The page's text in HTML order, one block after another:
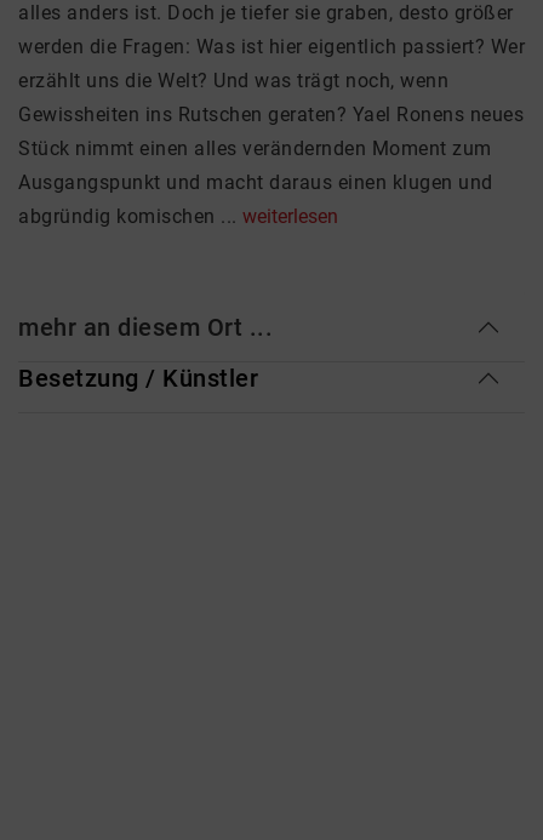
alles anders ist. Doch je tiefer sie graben, desto größer
werden die Fragen: Was ist hier eigentlich passiert? Wer
erzählt uns die Welt? Und was trägt noch, wenn
Gewissheiten ins Rutschen geraten? Yael Ronens neues
Stück nimmt einen alles verändernden Moment zum
Ausgangspunkt und macht daraus einen klugen und
abgründig komischen ... weiterlesen
mehr an diesem Ort ...
Besetzung / Künstler